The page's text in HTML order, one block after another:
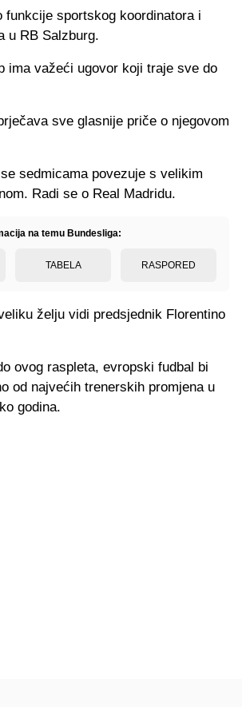
funkcije sportskog koordinatora i
u RB Salzburg.
ima važeći ugovor koji traje sve do
sve glasnije priče o njegovom
sedmicama povezuje s velikim
Radi se o Real Madridu.
na temu Bundesliga:
TABELA RASPORED
želju vidi predsjednik Florentino
ovog raspleta, evropski fudbal bi
od najvećih trenerskih promjena u
godina.